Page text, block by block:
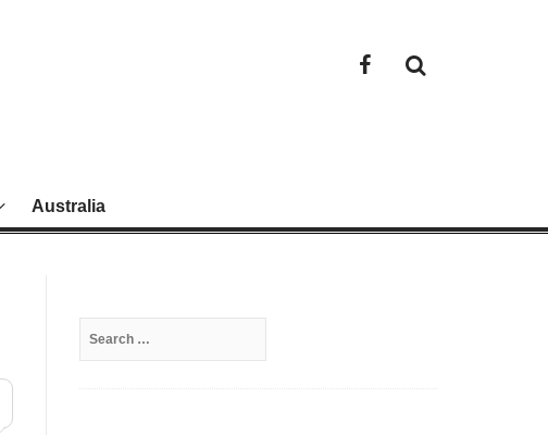
Facebook
Australia
for: